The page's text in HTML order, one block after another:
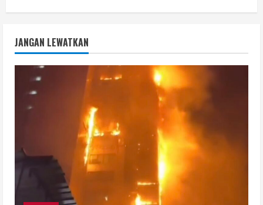
JANGAN LEWATKAN